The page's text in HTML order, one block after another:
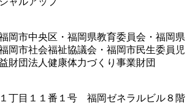
岡市中央区・福岡県教育委員会・福岡県
岡市社会福祉協議会・福岡市民生委員児
財団法人健康体力づくり事業財団
丁目１１番１号 福岡ゼネラルビル８階